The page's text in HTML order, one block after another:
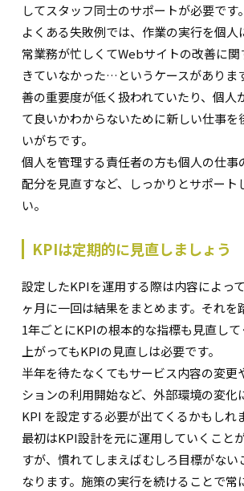
してスタッフ同士のサポートが必要です。
よくある失敗例では、作業の実行を個人
常業務が忙しくてWebサイトの改善に
きていなかった…というケースがありま
善の重要度が低く扱われていたり、個人
て良いかわからないために新しい仕事を
いがちです。
個人を管理する責任者の方も個人の仕事
配分を見直すなど、しっかりとサポート
い。
KPIは定期的に見直しましょう
設定したKPIを運用する際は内容によっ
ヶ月に一回は結果をまとめます。それを
1年ごとにKPIの根本的な指標も見直し
上がってもKPIの見直しは必要です。
半年を待たなくてもサービス内容の変更
ションの利用開始など、外部環境の変化
KPI を設定する必要が出てくるかもしれ
最初はKPI設計を元に運用していくこと
すが、慣れてしまえばむしろ目標がない
なります。施策の実行を続けることで常